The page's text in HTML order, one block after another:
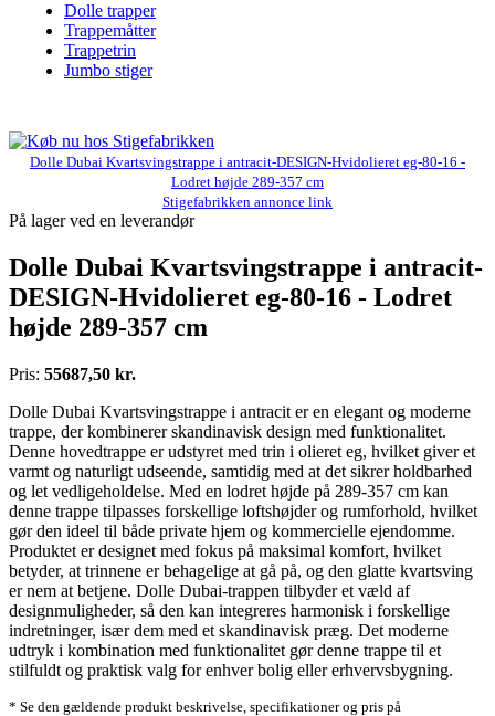
Dolle trapper
Trappemåtter
Trappetrin
Jumbo stiger
Dolle Dubai Kvartsvingstrappe i antracit-DESIGN-Hvidolieret eg-80-16 -
Lodret højde 289-357 cm
Stigefabrikken annonce link
På lager ved en leverandør
Dolle Dubai Kvartsvingstrappe i antracit-
DESIGN-Hvidolieret eg-80-16 - Lodret
højde 289-357 cm
Pris: 55687,50 kr.
Dolle Dubai Kvartsvingstrappe i antracit er en elegant og moderne
trappe, der kombinerer skandinavisk design med funktionalitet.
Denne hovedtrappe er udstyret med trin i olieret eg, hvilket giver et
varmt og naturligt udseende, samtidig med at det sikrer holdbarhed
og let vedligeholdelse. Med en lodret højde på 289-357 cm kan
denne trappe tilpasses forskellige loftshøjder og rumforhold, hvilket
gør den ideel til både private hjem og kommercielle ejendomme.
Produktet er designet med fokus på maksimal komfort, hvilket
betyder, at trinnene er behagelige at gå på, og den glatte kvartsving
er nem at betjene. Dolle Dubai-trappen tilbyder et væld af
designmuligheder, så den kan integreres harmonisk i forskellige
indretninger, især dem med et skandinavisk præg. Det moderne
udtryk i kombination med funktionalitet gør denne trappe til et
stilfuldt og praktisk valg for enhver bolig eller erhvervsbygning.
* Se den gældende produkt beskrivelse, specifikationer og pris på